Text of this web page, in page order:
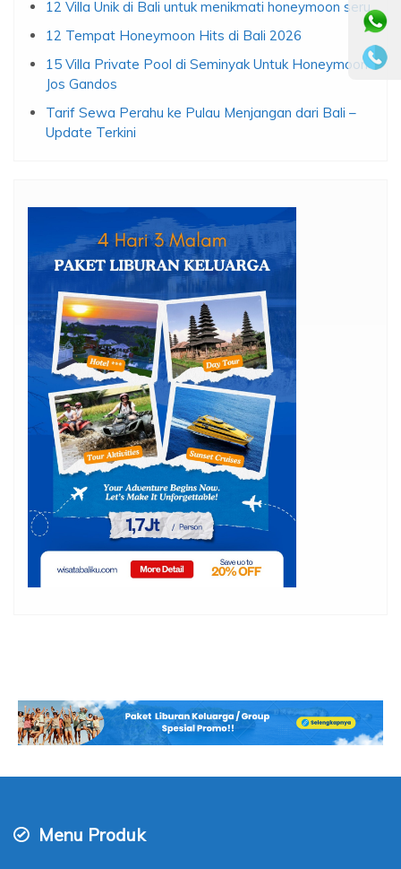
12 Villa Unik di Bali untuk menikmati honeymoon seru
12 Tempat Honeymoon Hits di Bali 2026
15 Villa Private Pool di Seminyak Untuk Honeymoon
Jos Gandos
Tarif Sewa Perahu ke Pulau Menjangan dari Bali –
Update Terkini
Menu Produk